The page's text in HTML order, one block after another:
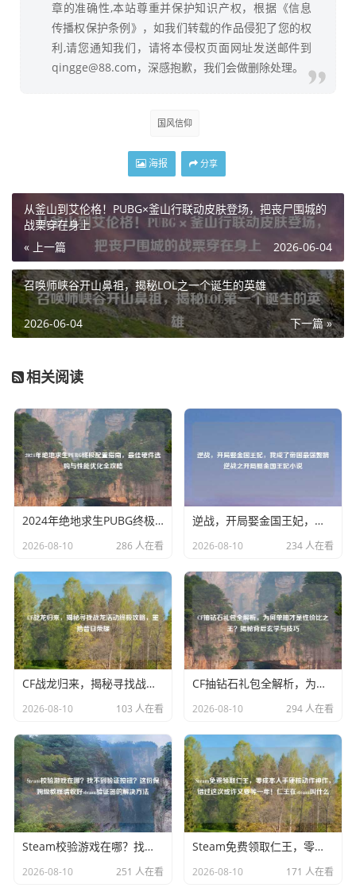
章的准确性,本站尊重并保护知识产权，根据《信息
传播权保护条例》，如我们转载的作品侵犯了您的权
利,请您通知我们，请将本侵权页面网址发送邮件到
qingge@88.com，深感抱歉，我们会做删除处理。
国风信仰
海报 分享
从釜山到艾伦格！PUBG×釜山行联动皮肤登场，把丧尸围城的
战栗穿在身上
« 上一篇
2026-06-04
召唤师峡谷开山鼻祖，揭秘LOL之一个诞生的英雄
下一篇 »
2026-06-04
相关阅读
2024年绝地求生PUBG终极配置指南，更佳硬件选购与性能优化全攻略
2026-08-10 286 人在看
逆战，开局娶金国王妃，我成了帝国最强赘婿逆战之开局娶金国王妃小说
2026-08-10 234 人在看
CF战龙归来，揭秘寻找战龙活动终极攻略，重拾昔日荣耀
2026-08-10 103 人在看
CF抽钻石礼包全解析，为何单抽才是性价比之王？揭秘背后玄学与技巧
2026-08-10 294 人在看
Steam校验游戏在哪？找不到验证按钮？这份保姆级教程请收好steam验证器的解决
2026-08-10 251 人在看
Steam免费领取仁王，零成本入手硬核动作神作，错过这次或许又要等一年！仁王在steam叫什么
2026-08-10 171 人在看